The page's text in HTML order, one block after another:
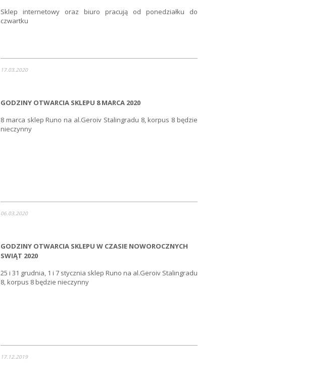
Sklep internetowy oraz biuro pracują od ponedziałku do
czwartku
17.03.2020
GODZINY OTWARCIA SKLEPU 8 MARCA 2020
8 marca sklep Runo na al.Geroiv Stalingradu 8, korpus 8 będzie
nieczynny
06.03.2020
GODZINY OTWARCIA SKLEPU W CZASIE NOWOROCZNYCH
SWIĄT 2020
25 i 31 grudnia, 1 i 7 stycznia sklep Runo na al.Geroiv Stalingradu
8, korpus 8 będzie nieczynny
17.12.2019